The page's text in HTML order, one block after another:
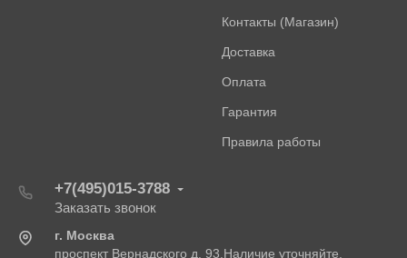
Контакты (Магазин)
Доставка
Оплата
Гарантия
Правила работы
+7(495)015-3788
Заказать звонок
г. Москва
проспект Вернадского д. 93.Наличие уточняйте.